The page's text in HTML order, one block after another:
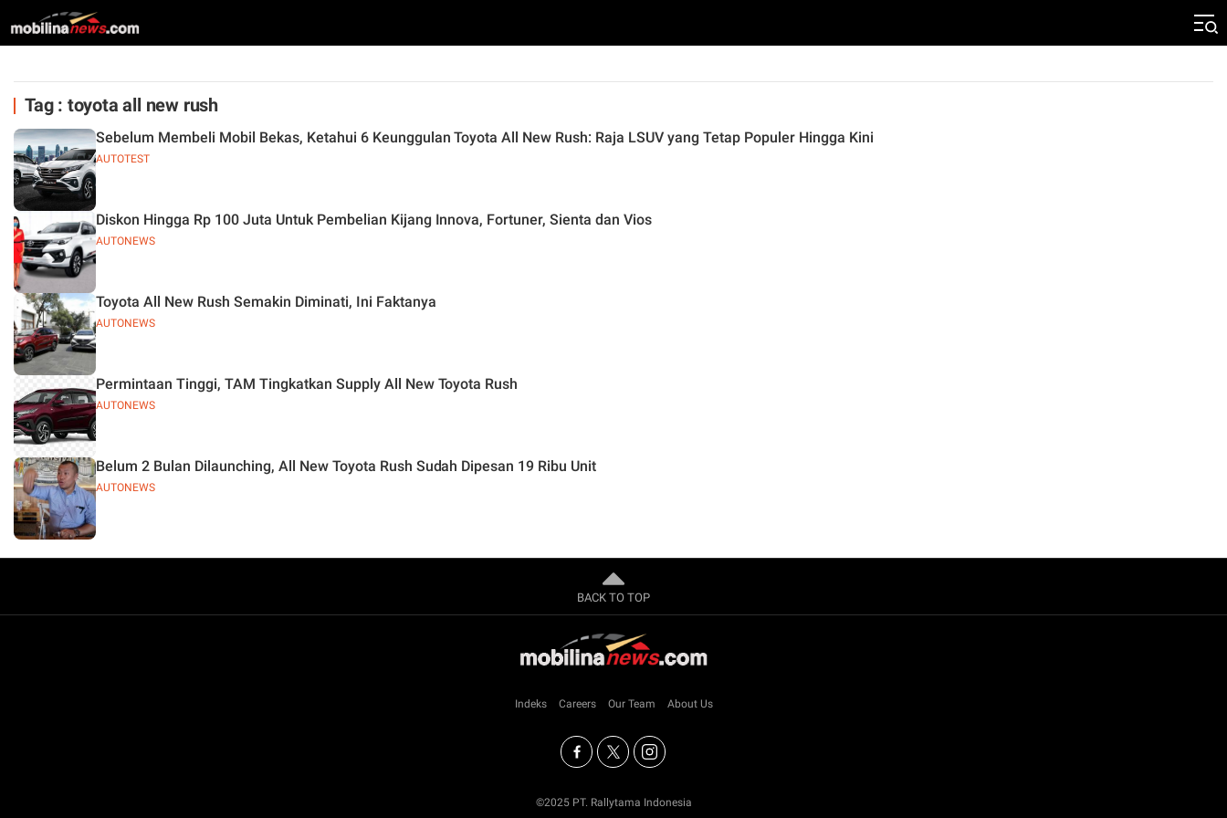
Tag : toyota all new rush
AUTOTEST
Sebelum Membeli Mobil Bekas, Ketahui 6 Keunggulan Toyota All New Rush: Raja LSUV yang Tetap Populer Hingga Kini
AUTONEWS
Diskon Hingga Rp 100 Juta Untuk Pembelian Kijang Innova, Fortuner, Sienta dan Vios
AUTONEWS
Toyota All New Rush Semakin Diminati, Ini Faktanya
AUTONEWS
Permintaan Tinggi, TAM Tingkatkan Supply All New Toyota Rush
AUTONEWS
Belum 2 Bulan Dilaunching, All New Toyota Rush Sudah Dipesan 19 Ribu Unit
BACK TO TOP
Indeks Careers Our Team About Us
©2025 PT. Rallytama Indonesia